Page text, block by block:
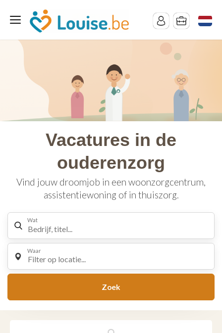
Vacatures in de
ouderenzorg
Vind jouw droomjob in een woonzorgcentrum,
assistentiewoning of in thuiszorg.
Wat
Waar
Filter op locatie...
Zoek